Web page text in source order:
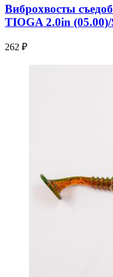
Виброхвосты
TIOGA 2.0in
262 ₽